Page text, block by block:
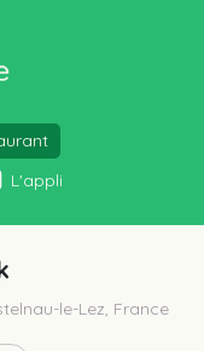
L'appli
le-Lez, France